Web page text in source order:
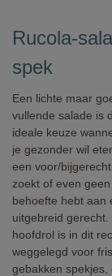
Rucola-
spek
Een lichte maar
vullende salade is
ideale keuze
je gezonder wil
een voor/bijgerecht
zoekt of even geen
behoefte hebt aan
uitgebreid gerecht.
hoofdrol is in dit
weggelegd voor
gebakken